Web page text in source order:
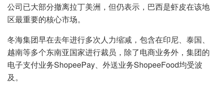
公司已大部分撤离拉丁美洲，但仍表示，巴西是虾皮在该地
区最重要的核心市场。
冬海集团早在去年进行多次人力缩减，包含在印尼、泰国、
越南等多个东南亚国家进行裁员，除了电商业务外，集团的
电子支付业务ShopeePay、外送业务ShopeeFood均受波
及。